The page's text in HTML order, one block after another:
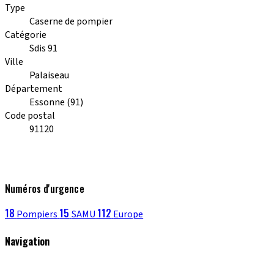
Type
Caserne de pompier
Catégorie
Sdis 91
Ville
Palaiseau
Département
Essonne (91)
Code postal
91120
Numéros d'urgence
18 Pompiers 15 SAMU 112 Europe
Navigation